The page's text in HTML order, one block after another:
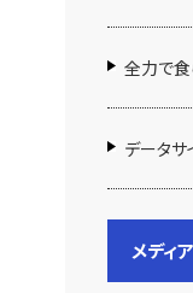
全力で食
データ
メディ